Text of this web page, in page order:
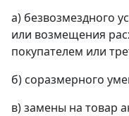
а) безвозмездного
или возмещения
покупателем или
б) соразмерного
в) замены на товар